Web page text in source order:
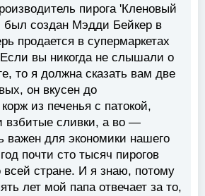
пирога 'Кленовый
был создан Мэдди Бейкер в
продается в супермаркетах
вы никогда не слышали о
то я должна сказать вам две
он вкусен до
из печенья с патокой,
взбитые сливки, а во —
важен для экономики нашего
почти сто тысяч пирогов
всей стране. И я знаю, потому
лет мой папа отвечает за то,